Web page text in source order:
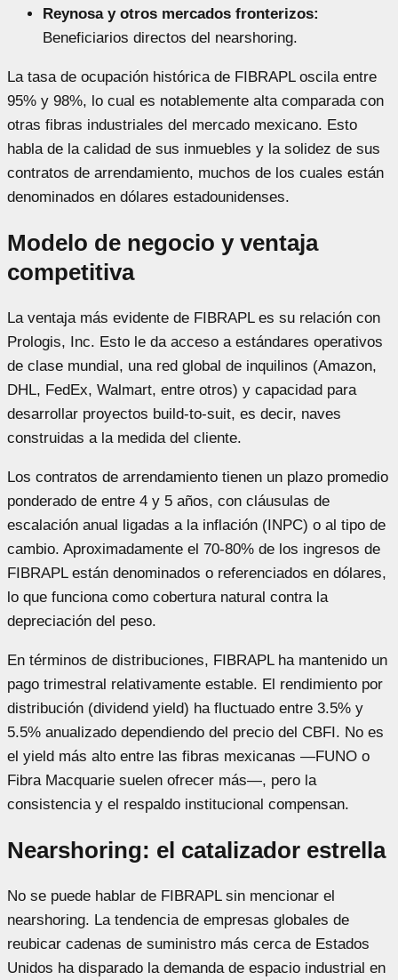
Reynosa y otros mercados fronterizos:
Beneficiarios directos del nearshoring.
La tasa de ocupación histórica de FIBRAPL oscila entre
95% y 98%, lo cual es notablemente alta comparada con
otras fibras industriales del mercado mexicano. Esto
habla de la calidad de sus inmuebles y la solidez de sus
contratos de arrendamiento, muchos de los cuales están
denominados en dólares estadounidenses.
Modelo de negocio y ventaja
competitiva
La ventaja más evidente de FIBRAPL es su relación con
Prologis, Inc. Esto le da acceso a estándares operativos
de clase mundial, una red global de inquilinos (Amazon,
DHL, FedEx, Walmart, entre otros) y capacidad para
desarrollar proyectos build-to-suit, es decir, naves
construidas a la medida del cliente.
Los contratos de arrendamiento tienen un plazo promedio
ponderado de entre 4 y 5 años, con cláusulas de
escalación anual ligadas a la inflación (INPC) o al tipo de
cambio. Aproximadamente el 70-80% de los ingresos de
FIBRAPL están denominados o referenciados en dólares,
lo que funciona como cobertura natural contra la
depreciación del peso.
En términos de distribuciones, FIBRAPL ha mantenido un
pago trimestral relativamente estable. El rendimiento por
distribución (dividend yield) ha fluctuado entre 3.5% y
5.5% anualizado dependiendo del precio del CBFI. No es
el yield más alto entre las fibras mexicanas —FUNO o
Fibra Macquarie suelen ofrecer más—, pero la
consistencia y el respaldo institucional compensan.
Nearshoring: el catalizador estrella
No se puede hablar de FIBRAPL sin mencionar el
nearshoring. La tendencia de empresas globales de
reubicar cadenas de suministro más cerca de Estados
Unidos ha disparado la demanda de espacio industrial en